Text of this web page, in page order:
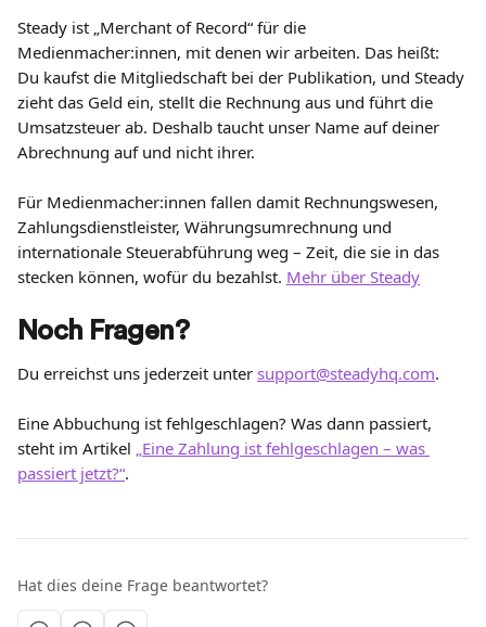
Steady ist „Merchant of Record“ für die
Medienmacher:innen, mit denen wir arbeiten. Das heißt:
Du kaufst die Mitgliedschaft bei der Publikation, und Steady
zieht das Geld ein, stellt die Rechnung aus und führt die
Umsatzsteuer ab. Deshalb taucht unser Name auf deiner
Abrechnung auf und nicht ihrer.
Für Medienmacher:innen fallen damit Rechnungswesen,
Zahlungsdienstleister, Währungsumrechnung und
internationale Steuerabführung weg – Zeit, die sie in das
stecken können, wofür du bezahlst. Mehr über Steady
Noch Fragen?
Du erreichst uns jederzeit unter support@steadyhq.com.
Eine Abbuchung ist fehlgeschlagen? Was dann passiert,
steht im Artikel „Eine Zahlung ist fehlgeschlagen – was
passiert jetzt?“.
Hat dies deine Frage beantwortet?